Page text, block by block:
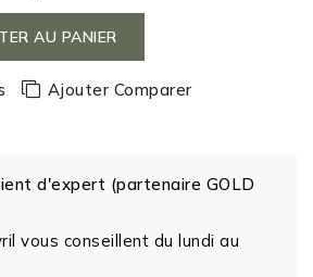
AU PANIER
Ajouter Comparer
d'expert (partenaire GOLD
vous conseillent du lundi au